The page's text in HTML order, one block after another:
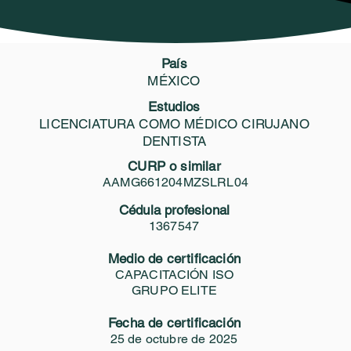
Biblioteca
CMXCFISO251001
Gloria Martha Alvarez
Compartir
Área de certificación profesional
Odontología Forense
País
MÉXICO
Estudios
LICENCIATURA COMO MÉDICO CIRUJANO
DENTISTA
CURP o similar
AAMG661204MZSLRL04
Cédula profesional
1367547
Medio de certificación
CAPACITACIÓN ISO
GRUPO ELITE
Fecha de certificación
25 de octubre de 2025